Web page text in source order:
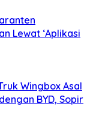
Lewat ‘Aplikasi
Wingbox Asal
BYD, Sopir